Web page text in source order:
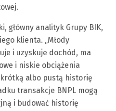
główny analityk Grupy BIK,
klienta. „Młody
i uzyskuje dochód, ma
i niskie obciążenia
albo pustą historię
transakcje BNPL mogą
i budować historię